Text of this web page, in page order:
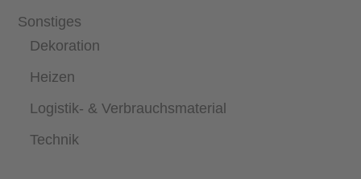
Sonstiges
Dekoration
Heizen
Logistik- & Verbrauchsmaterial
Technik